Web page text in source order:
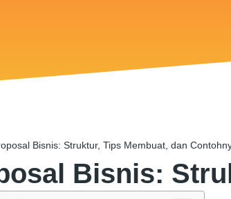
Bisnis: Struktur, Tips Membuat, dan
Bisnis: